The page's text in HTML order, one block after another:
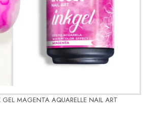
MAGENTA AQUARELLE NAIL ART